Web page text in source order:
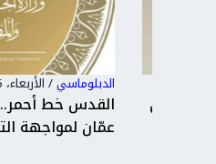
الدبلوماسي/الأربعاء، 5 أغسطس 2026 9:38 م
القدس خط أحمر..
عمّان لمواجهة